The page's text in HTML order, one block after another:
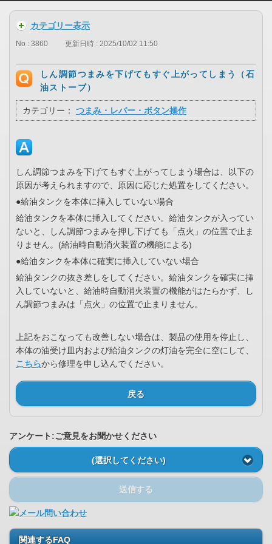
カテゴリー表示
No : 3860 更新日時 : 2025/10/02 11:50
しん調節つまみを下げてもすぐ上がってしまう（石
油ストーブ）
カテゴリー： つまみ・レバー・ボタン操作
しん調節つまみを下げてもすぐ上がってしまう場合は、以下の
原因が考えられますので、原因に応じた処置をしてください。
●給油タンクを本体に挿入していない場合
給油タンクを本体に挿入してください。給油タンクが入ってい
ないと、しん調節つまみを押し下げても「点火」の位置で止ま
りません。(給油時自動消火装置の機能による)
●給油タンクを本体に確実に挿入していない場合
給油タンクの抜き差しをしてください。給油タンクを確実に挿
入していないと、給油時自動消火装置の機能がはたらかず、し
ん調節つまみは「点火」の位置で止まりません。
上記をおこなっても改善しない場合は、製品の使用を停止し、
本体の油受け皿内および給油タンクの灯油を完全に空にして、
こちらから修理を申し込んでください。
戻る
アンケート:ご意見をお聞かせください
(選択してください)
送信する
関連するFAQ